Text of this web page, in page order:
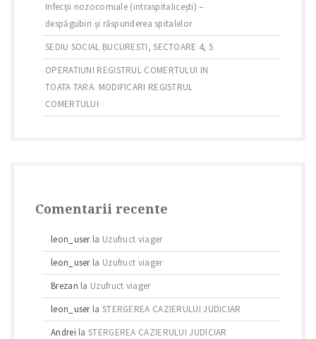
Infecții nozocomiale (intraspitalicești) –
despăgubiri și răspunderea spitalelor
SEDIU SOCIAL BUCURESTI, SECTOARE 4, 5
OPERATIUNI REGISTRUL COMERTULUI IN
TOATA TARA. MODIFICARI REGISTRUL
COMERTULUI
Comentarii recente
leon_userla Uzufruct viager
leon_userla Uzufruct viager
Brezan la Uzufruct viager
leon_userla STERGEREA CAZIERULUI JUDICIAR
Andrei laSTERGEREA CAZIERULUI JUDICIAR